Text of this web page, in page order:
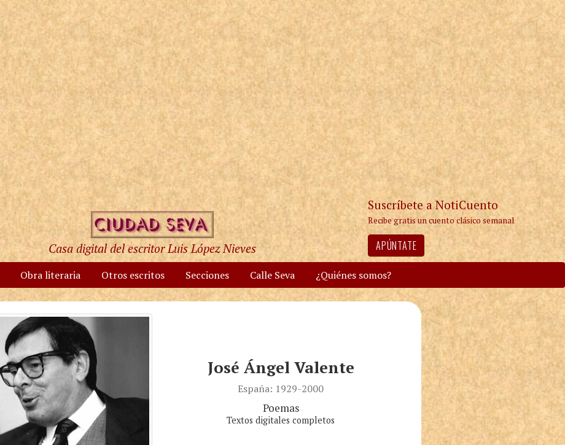
Casa digital del escritor Luis López Nieves
Suscríbete a NotiCuento
Recibe gratis un cuento clásico semanal
APÚNTATE
Obra literaria Otros escritos Secciones Calle Seva ¿Quiénes somos?
José Ángel Valente
España: 1929-2000
Poemas
Textos digitales completos